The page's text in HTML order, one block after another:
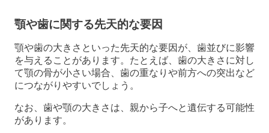
顎や歯に関する先天的な要因
顎や歯の大きさといった先天的な要因が、歯並びに影響
を与えることがあります。たとえば、歯の大きさに対し
て顎の骨が小さい場合、歯の重なりや前方への突出など
につながりやすいでしょう。
なお、歯や顎の大きさは、親から子へと遺伝する可能性
があります。